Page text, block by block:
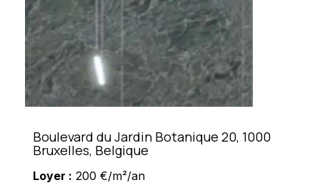
Boulevard du Jardin Botanique 20, 1000
Bruxelles, Belgique
Loyer : 200 €/m²/an